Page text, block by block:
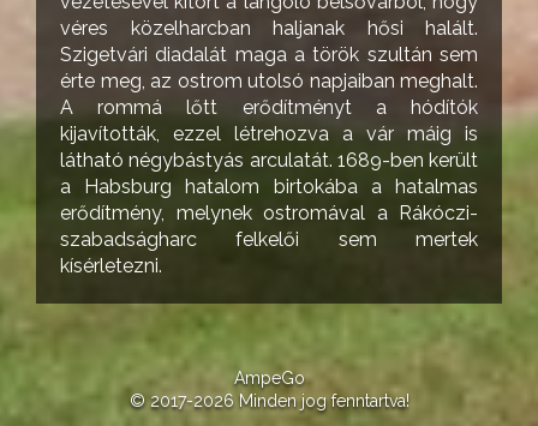
véres közelharcban haljanak hősi halált.
Szigetvári diadalát maga a török szultán sem
érte meg, az ostrom utolsó napjaiban meghalt.
A rommá lőtt erődítményt a hódítók
kijavították, ezzel létrehozva a vár máig is
látható négybástyás arculatát. 1689-ben került
a Habsburg hatalom birtokába a hatalmas
erődítmény, melynek ostromával a Rákóczi-
szabadságharc felkelői sem mertek
kísérletezni.
AmpeGo
© 2017-2026 Minden jog fenntartva!